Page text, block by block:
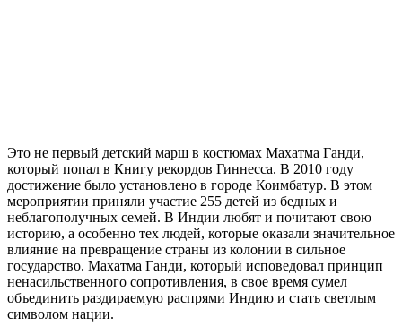
Это не первый детский марш в костюмах Махатма Ганди,
который попал в Книгу рекордов Гиннесса. В 2010 году
достижение было установлено в городе Коимбатур. В этом
мероприятии приняли участие 255 детей из бедных и
неблагополучных семей. В Индии любят и почитают свою
историю, а особенно тех людей, которые оказали значительное
влияние на превращение страны из колонии в сильное
государство. Махатма Ганди, который исповедовал принцип
ненасильственного сопротивления, в свое время сумел
объединить раздираемую распрями Индию и стать светлым
символом нации.